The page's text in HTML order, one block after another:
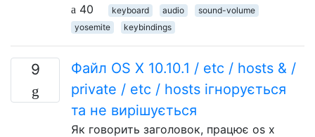
40
keyboard audio
sound-volume
yosemite
keybindings
9
Файл OS X 10.10.1 / etc / hosts & /
private / etc / hosts ігнорується
та не вирішується
Як говорить заголовок, працює os x